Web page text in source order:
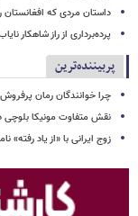
داستان مردی که افغانستان
پرده‌برداری از راز شاهکار
پربیننده‌ترین
چرا خوانندگان رمان
نقش متفاوت مونیکا بلوچی
زوج ایرانی با «از یاد رفته»